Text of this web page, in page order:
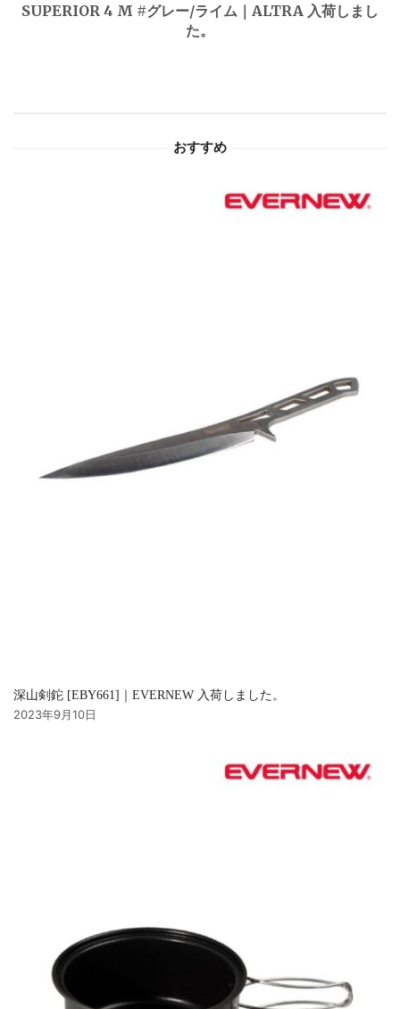
ゲ
SUPERIOR 4 M #グレー/ライム｜ALTRA 入荷しまし
た。
おすすめ
深山剣鉈 [EBY661]｜EVERNEW 入荷しました。
2023年9月10日